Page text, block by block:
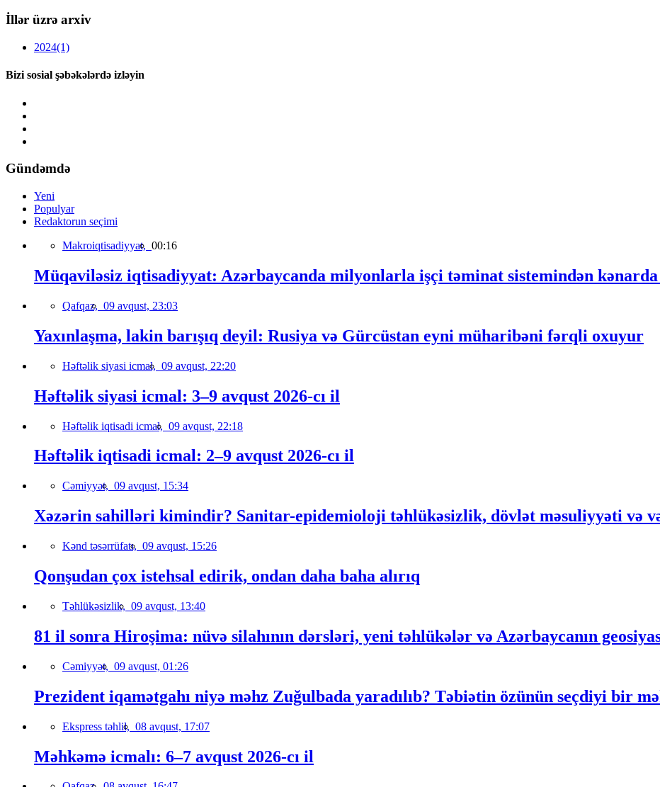
İllər üzrə arxiv
2024(1)
Bizi sosial şəbəkələrdə izləyin
Gündəmdə
Yeni
Populyar
Redaktorun seçimi
Makroiqtisadiyyat, 00:16
Müqaviləsiz iqtisadiyyat: Azərbaycanda milyonlarla işçi təminat sistemindən kənarda
Qafqaz, 09 avqust, 23:03
Yaxınlaşma, lakin barışıq deyil: Rusiya və Gürcüstan eyni müharibəni fərqli oxuyur
Həftəlik siyasi icmal, 09 avqust, 22:20
Həftəlik siyasi icmal: 3–9 avqust 2026-cı il
Həftəlik iqtisadi icmal, 09 avqust, 22:18
Həftəlik iqtisadi icmal: 2–9 avqust 2026-cı il
Cəmiyyət, 09 avqust, 15:34
Xəzərin sahilləri kimindir? Sanitar-epidemioloji təhlükəsizlik, dövlət məsuliyyəti və
Kənd təsərrüfatı, 09 avqust, 15:26
Qonşudan çox istehsal edirik, ondan daha baha alırıq
Təhlükəsizlik, 09 avqust, 13:40
81 il sonra Hiroşima: nüvə silahının dərsləri, yeni təhlükələr və Azərbaycanın
Cəmiyyət, 09 avqust, 01:26
Prezident iqamətgahı niyə məhz Zuğulbada yaradılıb? Təbiətin özünün seçdiyi bir
Ekspress təhlil, 08 avqust, 17:07
Məhkəmə icmalı: 6–7 avqust 2026-cı il